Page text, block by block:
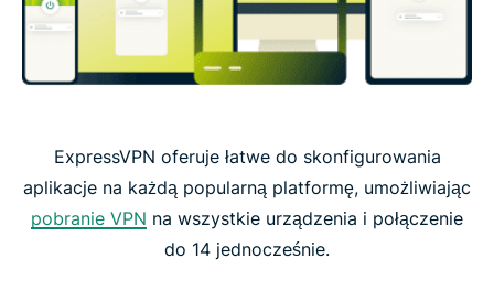
ExpressVPN oferuje łatwe do skonfigurowania
aplikacje na każdą popularną platformę, umożliwiając
pobranie VPN na wszystkie urządzenia i połączenie
do 14 jednocześnie.